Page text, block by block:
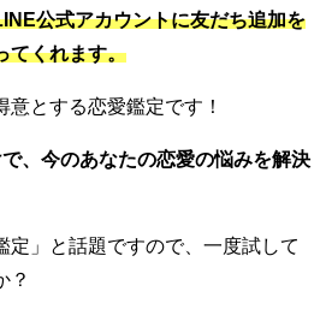
公式アカウントに友だち追加を
てくれます。
とする恋愛鑑定です！
、今のあなたの恋愛の悩みを解決
定」と話題ですので、一度試して
？